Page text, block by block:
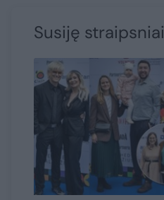
Susiję straipsniai